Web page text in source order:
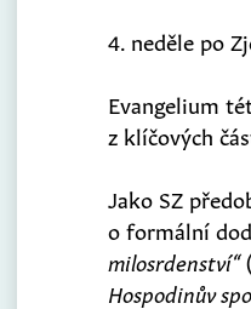
4. neděle po
Evangelium
z klíčových
Jako SZ
o formální
milosrdenství“
Hospodinův